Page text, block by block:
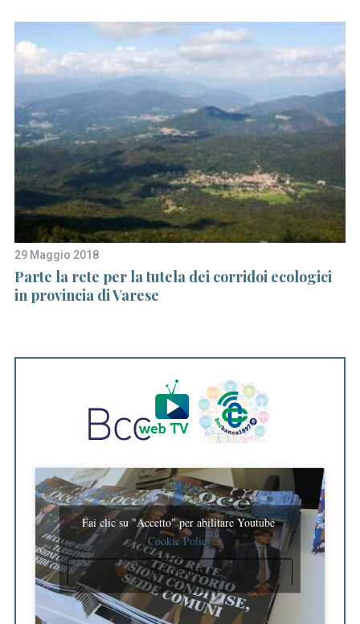
29 Maggio 2018
Parte la rete per la tutela dei corridoi ecologici
in provincia di Varese
Fai clic su "Accetto" per abilitare Youtube
Cookie Policy
ACCETTO